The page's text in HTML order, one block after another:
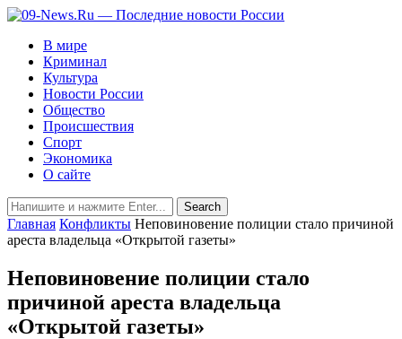
В мире
Криминал
Культура
Новости России
Общество
Происшествия
Спорт
Экономика
О сайте
Главная Конфликты Неповиновение полиции стало причиной
ареста владельца «Открытой газеты»
Неповиновение полиции стало
причиной ареста владельца
«Открытой газеты»